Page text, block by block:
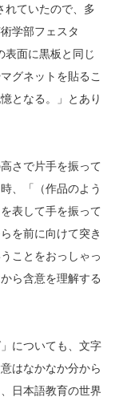
れていたので、多
学部フェスタ
面に黒板と同じ
グネットを貼るこ
となる。」とあり
さで片手を振って
、「（作品のよう
表して手を振って
を前に向けて突き
ことをおっしゃっ
ら含意を理解する
についても、文字
はなかなか分から
日本語教育の世界